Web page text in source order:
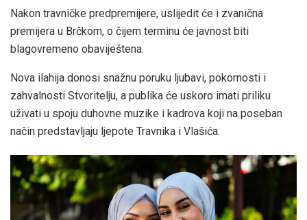
Nakon travničke predpremijere, uslijedit će i zvanična
premijera u Brčkom, o čijem terminu će javnost biti
blagovremeno obaviještena.
Nova ilahija donosi snažnu poruku ljubavi, pokornosti i
zahvalnosti Stvoritelju, a publika će uskoro imati priliku
uživati u spoju duhovne muzike i kadrova koji na poseban
način predstavljaju ljepote Travnika i Vlašića.